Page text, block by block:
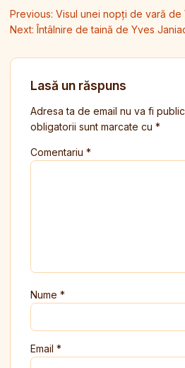
Navigare în articole
Previous: Visul unei nopți de vară de
Next: Întâlnire de taină de Yves
Lasă un răspuns
Adresa ta de email nu va fi
obligatorii sunt marcate cu *
Comentariu *
Nume *
Email *